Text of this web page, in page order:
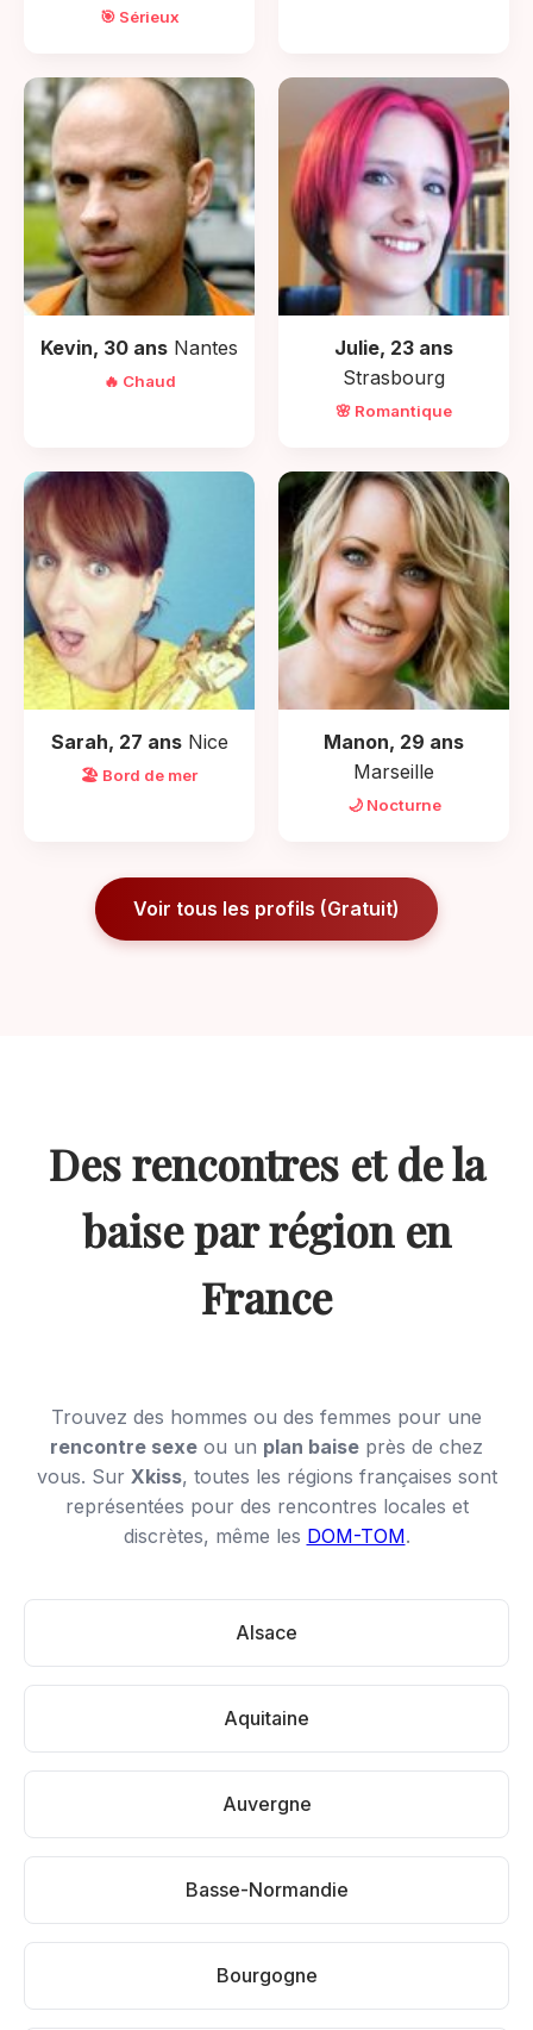
🎯 Sérieux
Kevin, 30 ans Nantes
🔥 Chaud
Julie, 23 ans
Strasbourg
🌸 Romantique
Sarah, 27 ans Nice
🏖️ Bord de mer
Manon, 29 ans
Marseille
🌙 Nocturne
Voir tous les profils (Gratuit)
Des rencontres et de la
baise par région en
France
Trouvez des hommes ou des femmes pour une
rencontre sexe ou un plan baise près de chez
vous. Sur Xkiss, toutes les régions françaises sont
représentées pour des rencontres locales et
discrètes, même les DOM-TOM.
Alsace
Aquitaine
Auvergne
Basse-Normandie
Bourgogne